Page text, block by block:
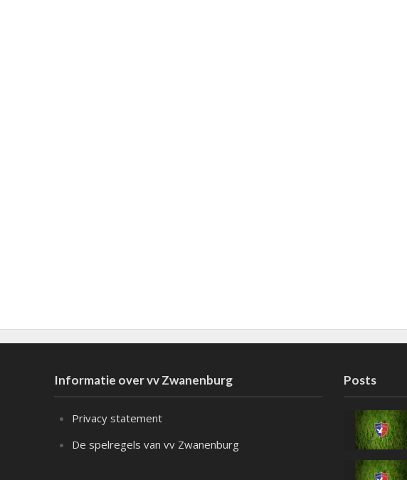
Informatie over vv Zwanenburg
Privacy statement
De spelregels van vv Zwanenburg
Posts